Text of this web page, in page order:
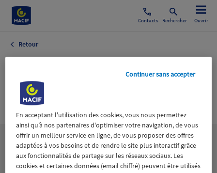
Contacts Rechercher Ouvrir
Retour
Professionnelle
Apprentissage
Lesthématiques
En acceptant l'utilisation des cookies, vous nous permettez
ainsi qu’à nos partenaires d'optimiser votre navigation, de vous
offrir un meilleur service en ligne, de vous proposer des offres
adaptées à vos besoins et de rendre le site plus interactif grâce
aux fonctionnalités de partage sur les réseaux sociaux. Les
cookies et certaines données (email chiffré) peuvent être utilisés
Continuer sans accepter